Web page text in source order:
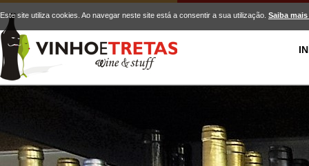
Este site utiliza cookies. Ao navegar neste site está a consentir a sua utilização. Saiba